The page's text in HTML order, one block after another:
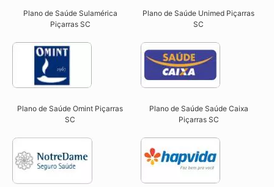
Plano de Saúde Sulamérica
Piçarras SC
Plano de Saúde Unimed Piçarras
SC
Plano de Saúde Omint Piçarras
SC​
Plano de Saúde Saúde Caixa
Piçarras SC​